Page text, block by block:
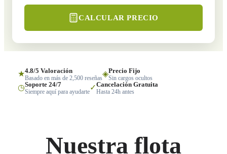
CALCULAR PRECIO
★4.8/5 Valoración
Basado en más de 2,500 reseñas◈Precio Fijo
Sin cargos ocultos
◷Soporte 24/7
Siempre aquí para ayudarte✓Cancelación Gratuita
Hasta 24h antes
Nuestra flota